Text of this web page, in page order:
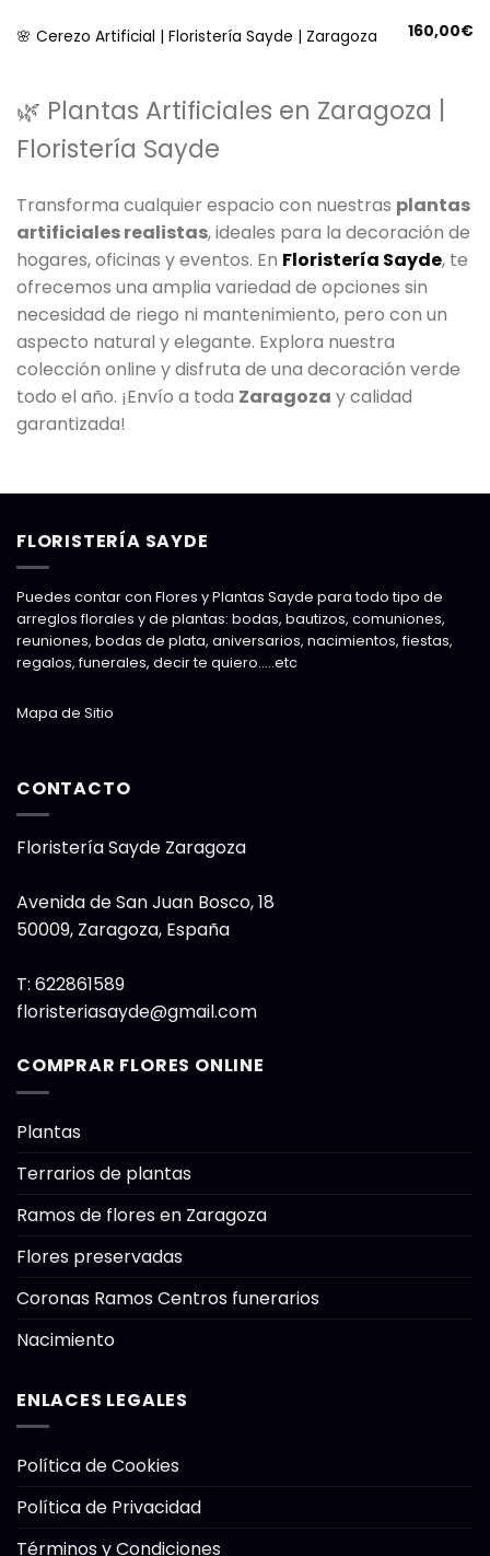
🌸 Cerezo Artificial | Floristería Sayde | Zaragoza 160,00€
🌿 Plantas Artificiales en Zaragoza |
Floristería Sayde
Transforma cualquier espacio con nuestras plantas
artificiales realistas, ideales para la decoración de
hogares, oficinas y eventos. En Floristería Sayde, te
ofrecemos una amplia variedad de opciones sin
necesidad de riego ni mantenimiento, pero con un
aspecto natural y elegante. Explora nuestra
colección online y disfruta de una decoración verde
todo el año. ¡Envío a toda Zaragoza y calidad
garantizada!
FLORISTERÍA SAYDE
Puedes contar con Flores y Plantas Sayde para todo tipo de
arreglos florales y de plantas: bodas, bautizos, comuniones,
reuniones, bodas de plata, aniversarios, nacimientos, fiestas,
regalos, funerales, decir te quiero…..etc
Mapa de Sitio
CONTACTO
Floristería Sayde Zaragoza
Avenida de San Juan Bosco, 18
50009, Zaragoza, España
T: 622861589
floristeriasayde@gmail.com
COMPRAR FLORES ONLINE
Plantas
Terrarios de plantas
Ramos de flores en Zaragoza
Flores preservadas
Coronas Ramos Centros funerarios
Nacimiento
ENLACES LEGALES
Política de Cookies
Política de Privacidad
Términos y Condiciones